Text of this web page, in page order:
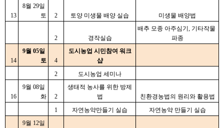
13
8월 29일
토
2 토양 미생물 배양 실습 미생물 배양법
2 경작실습
배추 모종 아주심기, 기타작물
파종
14
9월 05일
토
4
도시농업 시민참여 워크
샵
2
도시농업 세미나
16
9월 08일
화
2
생태적 농사를 위한 방제
법
친환경농법의 원리와 활용법
1
자연농약만들기 실습 자연농약 만들기 실습
9월 12일